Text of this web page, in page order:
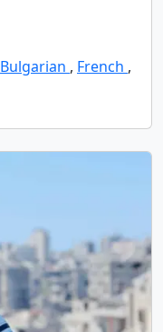
Bulgarian , French ,